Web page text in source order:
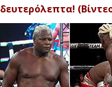
δευτερόλεπτα!